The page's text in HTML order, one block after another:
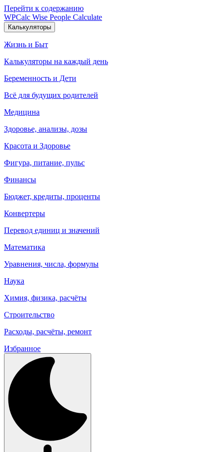
Перейти к содержанию
WPCalc Wise People Calculate
Калькуляторы
Жизнь и Быт
Калькуляторы на каждый день
Беременность и Дети
Всё для будущих родителей
Медицина
Здоровье, анализы, дозы
Красота и Здоровье
Фигура, питание, пульс
Финансы
Бюджет, кредиты, проценты
Конвертеры
Перевод единиц и значений
Математика
Уравнения, числа, формулы
Наука
Химия, физика, расчёты
Строительство
Расходы, расчёты, ремонт
Избранное